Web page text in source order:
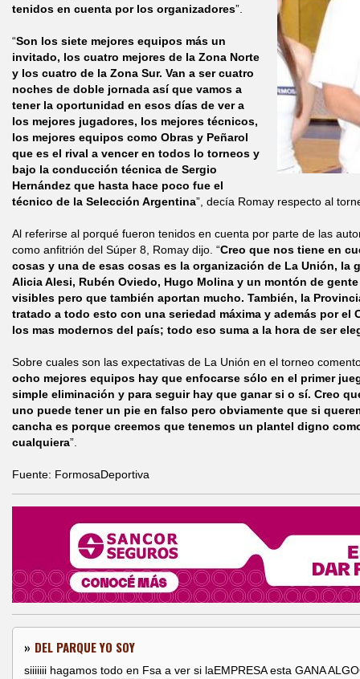
tenidos en cuenta por los organizadores”.
“Son los siete mejores equipos más un
invitado, los cuatro mejores de la Zona Norte
y los cuatro de la Zona Sur. Van a ser cuatro
noches de doble jornada así que vamos a
tener la oportunidad en esos días de ver a
los mejores jugadores, los mejores técnicos,
los mejores equipos como Obras y Peñarol
que es el rival a vencer en todos lo torneos y
bajo la conducción técnica de Sergio
Hernández que hasta hace poco fue el
técnico de la Selección Argentina”, decía Romay respecto al
Al referirse al porqué fueron tenidos en cuenta por parte de las
como anfitrión del Súper 8, Romay dijo. “Creo que nos tiene en
cosas y una de esas cosas es la organización de La Unión, la
Alicia Alesi, Rubén Oviedo, Hugo Molina y un montón de
visibles pero que también aportan mucho. También, la
tratado a todo esto con una seriedad máxima y además por el
los mas modernos del país; todo eso suma a la hora de ser
Sobre cuales son las expectativas de La Unión en el torneo
ocho mejores equipos hay que enfocarse sólo en el primer
simple eliminación y para seguir hay que ganar si o sí. Creo
uno puede tener un pie en falso pero obviamente que si
cancha es porque creemos que tenemos un plantel digno
cualquiera”.
Fuente: FormosaDeportiva
» DEL PARQUE YO SOY
siiiiiii hagamos todo en Fsa a ver si laEMPRESA esta GANA